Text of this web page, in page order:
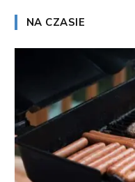
NA CZASIE